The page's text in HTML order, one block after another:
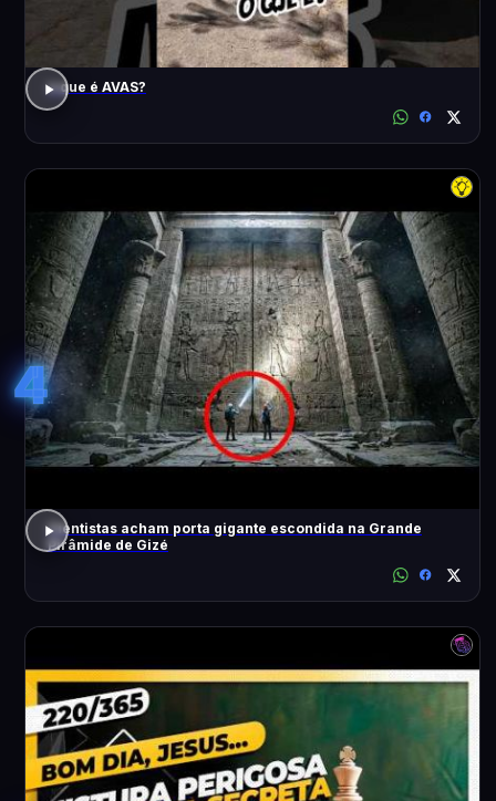
o que é AVAS?
4
Cientistas acham porta gigante escondida na Grande
Pirâmide de Gizé